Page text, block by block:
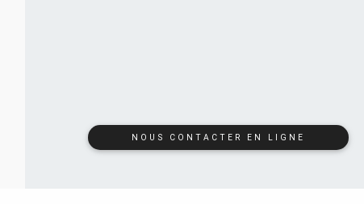
NOUS CONTACTER EN LIGNE